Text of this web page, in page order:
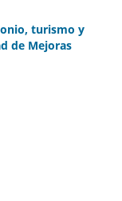
turismo y
de Mejoras